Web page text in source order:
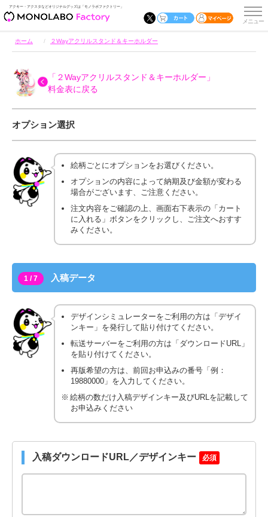
アクキー・アクスタなどオリジナルグッズは「モノラボファクトリー」
ホーム ２Wayアクリルスタンド＆キーホルダー
「２Wayアクリルスタンド＆キーホルダー」
料金表に戻る
オプション選択
絵柄ごとにオプションをお選びください。
オプションの内容によって納期及び金額が変わる
場合がございます、ご注意ください。
注文内容をご確認の上、画面右下表示の「カート
に入れる」ボタンをクリックし、ご注文へおすす
みください。
1 / 7 入稿データ
デザインシミュレーターをご利用の方は「デザイ
ンキー」を発行して貼り付けてください。
転送サーバーをご利用の方は「ダウンロードURL」
を貼り付けてください。
再版希望の方は、前回お申込みの番号「例：
19880000」を入力してください。
絵柄の数だけ入稿デザインキー及びURLを記載して
お申込みください
入稿ダウンロードURL／デザインキー 必須